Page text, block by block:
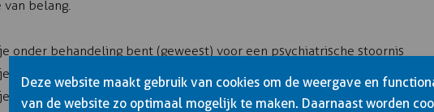
belang.
onder behandeling bent (geweest) voor een psychiatrische stoornis
medicijnen gebruikt
nog andere aandoeningen hebt die het besturen van motorrijtuigen
Deze website maakt gebruik van cookies om de weergave en
van de website zo optimaal mogelijk te maken. Daarnaast worden